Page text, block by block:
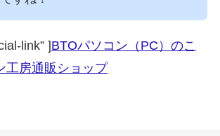
link” ]BTOパソコン（PC）のこ
工房通販ショップ